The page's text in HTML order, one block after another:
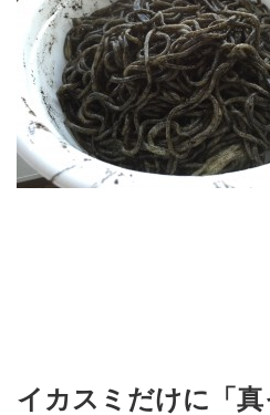
イカスミだけに「真